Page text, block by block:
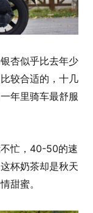
杏似乎比去年少
较合适的，十几
年里骑车最舒服
忙，40-50的速
杯奶茶却是秋天
甜蜜。